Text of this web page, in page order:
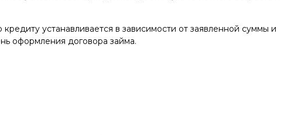
устанавливается в зависимости от заявленной суммы и
оформления договора займа.